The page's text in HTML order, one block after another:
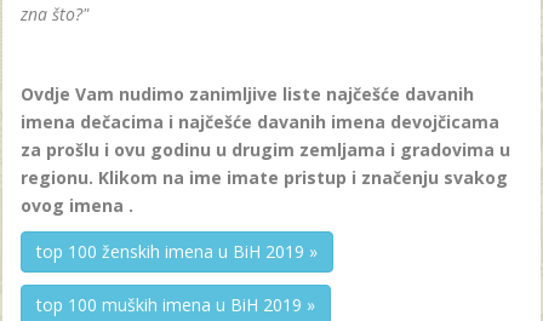
zna što?"
Ovdje Vam nudimo zanimljive liste najčešće davanih
imena dečacima i najčešće davanih imena devojčicama
za prošlu i ovu godinu u drugim zemljama i gradovima u
regionu. Klikom na ime imate pristup i značenju svakog
ovog imena .
top 100 ženskih imena u BiH 2019 »
top 100 muških imena u BiH 2019 »